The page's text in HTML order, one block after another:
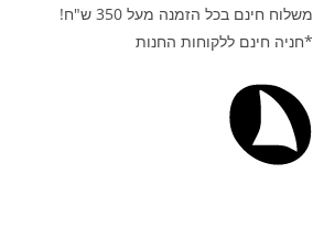
משלוח חינם בכל הזמנה מעל 350 ש"ח!
*חניה חינם ללקוחות החנות